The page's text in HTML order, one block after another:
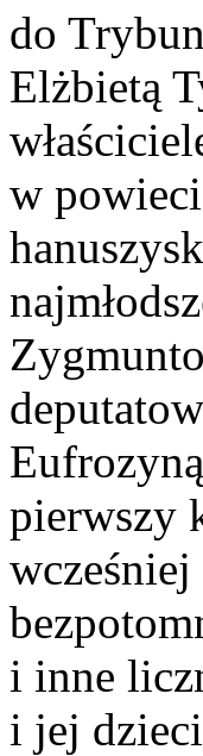
do
Elżbietą
w
pierwszy
i inne
i jej